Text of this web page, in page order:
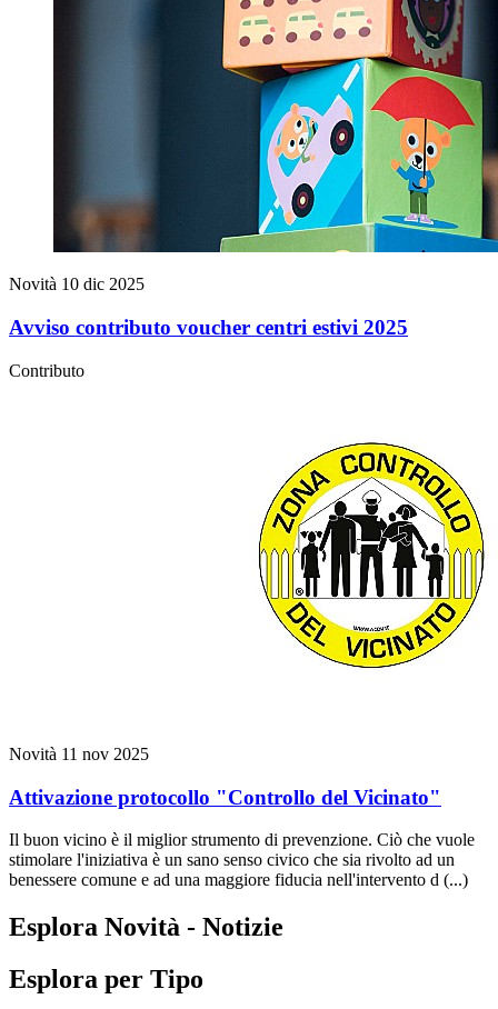
Novità 10 dic 2025
Avviso contributo voucher centri estivi 2025
Contributo
Novità 11 nov 2025
Attivazione protocollo "Controllo del Vicinato"
Il buon vicino è il miglior strumento di prevenzione. Ciò che vuole
stimolare l'iniziativa è un sano senso civico che sia rivolto ad un
benessere comune e ad una maggiore fiducia nell'intervento d (...)
Esplora Novità - Notizie
Esplora per Tipo